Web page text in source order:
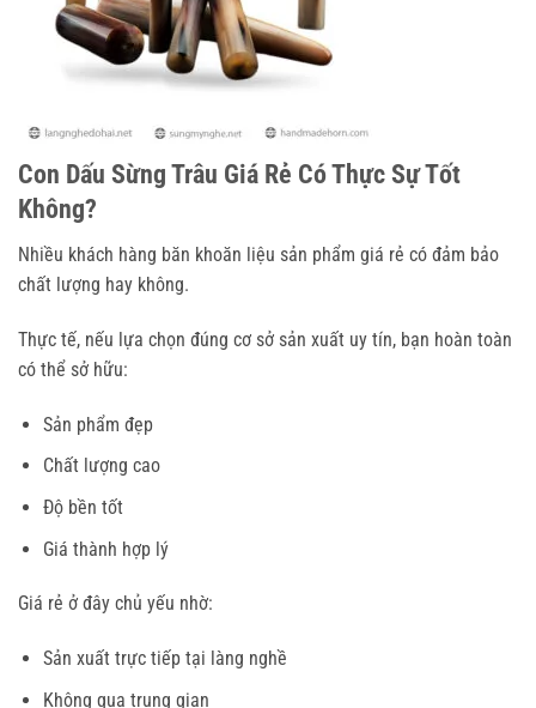
Con Dấu Sừng Trâu Giá Rẻ Có Thực Sự Tốt
Không?
Nhiều khách hàng băn khoăn liệu sản phẩm giá rẻ có đảm bảo
chất lượng hay không.
Thực tế, nếu lựa chọn đúng cơ sở sản xuất uy tín, bạn hoàn toàn
có thể sở hữu:
Sản phẩm đẹp
Chất lượng cao
Độ bền tốt
Giá thành hợp lý
Giá rẻ ở đây chủ yếu nhờ:
Sản xuất trực tiếp tại làng nghề
Không qua trung gian